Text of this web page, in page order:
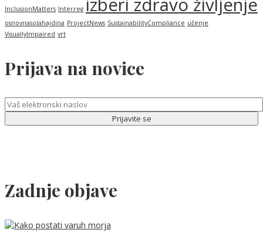
InclusionMatters Interreg
osnovnasolahajdina ProjectNews SustainabilityCompliance učenje
VisuallyImpaired vrt
Prijava na novice
Zadnje objave